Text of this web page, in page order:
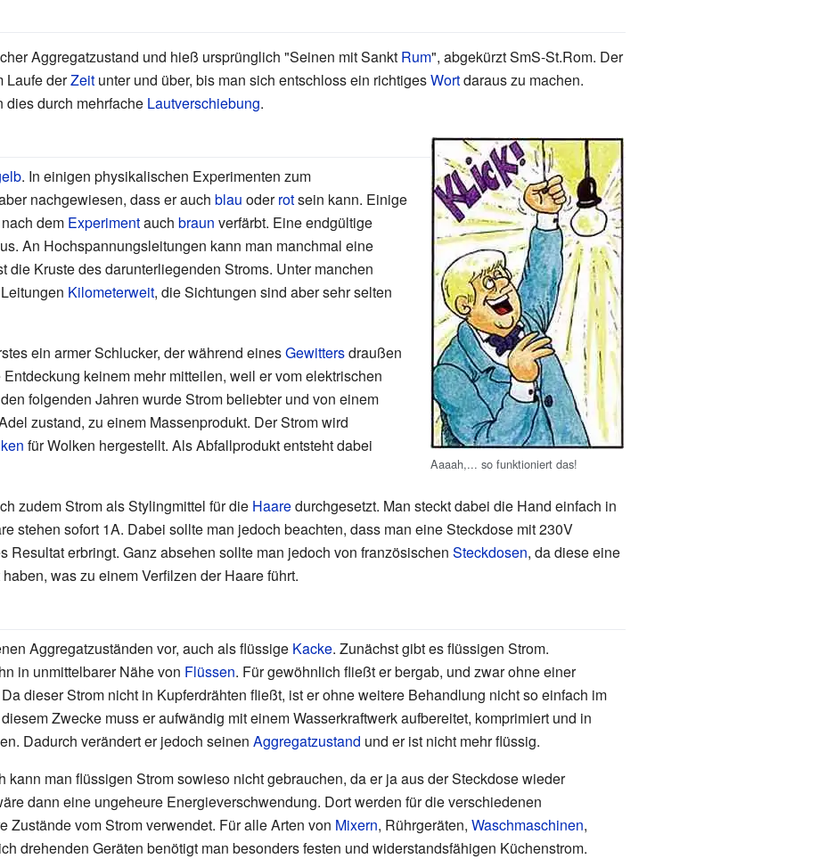
Aggregatzustand und hieß ursprünglich "Seinen mit Sankt Rum", abgekürzt SmS-St.Rom. Der
Laufe derZeitunter und über, bis man sich entschloss ein richtigesWortdaraus zu machen.
dies durch mehrfache Lautverschiebung.
Aaaah,... so funktioniert das!
. In einigen physikalischen Experimenten zum
nachgewiesen, dass er auch blau oderrotsein kann. Einige
dem Experimentauch braun verfärbt. Eine endgültige
An Hochspannungsleitungen kann man manchmal eine
die Kruste des darunterliegenden Stroms. Unter manchen
Kilometerweit, die Sichtungen sind aber sehr selten
ein armer Schlucker, der während einesGewittersdraußen
keinem mehr mitteilen, weil er vom elektrischen
folgenden Jahren wurde Strom beliebter und von einem
zustand, zu einem Massenprodukt. Der Strom wird
für Wolken hergestellt. Als Abfallprodukt entsteht dabei
zudem Strom als Stylingmittel für die Haaredurchgesetzt. Man steckt dabei die Hand einfach in
stehen sofort 1A. Dabei sollte man jedoch beachten, dass man eine Steckdose mit 230V
Resultat erbringt. Ganz absehen sollte man jedoch von französischen Steckdosen, da diese eine
was zu einem Verfilzen der Haare führt.
Aggregatzuständen vor, auch als flüssige Kacke. Zunächst gibt es flüssigen Strom.
in unmittelbarer Nähe von Flüssen. Für gewöhnlich fließt er bergab, und zwar ohne einer
dieser Strom nicht in Kupferdrähten fließt, ist er ohne weitere Behandlung nicht so einfach im
Zwecke muss er aufwändig mit einem Wasserkraftwerk aufbereitet, komprimiert und in
Dadurch verändert er jedoch seinen Aggregatzustand und er ist nicht mehr flüssig.
kann man flüssigen Strom sowieso nicht gebrauchen, da er ja aus der Steckdose wieder
dann eine ungeheure Energieverschwendung. Dort werden für die verschiedenen
Zustände vom Strom verwendet. Für alle Arten von Mixern, Rührgeräten, Waschmaschinen,
drehenden Geräten benötigt man besonders festen und widerstandsfähigen Küchenstrom.